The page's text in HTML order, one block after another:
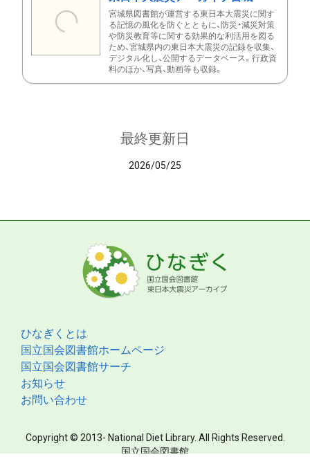
宮城県図書館が運営する東日本大震災に関す
る記憶の風化を防ぐとともに、防災・減災対策
や防災教育等に関する効果的な利活用を図る
ため、宮城県内の東日本大震災の記録を収集、
デジタル化し、公開するデータベース。行政資
料のほか、写真、動画等も収録。
最終更新日
2026/05/25
ひなぎくとは
国立国会図書館ホームページ
国立国会図書館サーチ
お知らせ
お問い合わせ
Copyright © 2013- National Diet Library. All Rights Reserved.